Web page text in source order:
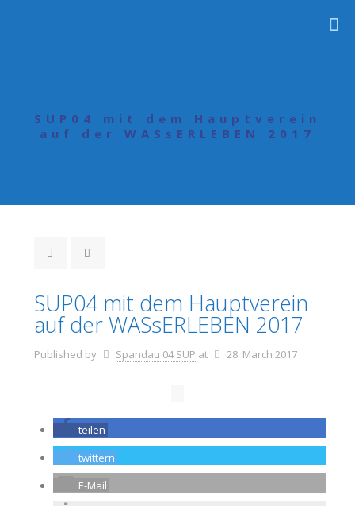
SUP04 mit dem Hauptverein
auf der WASsERLEBEN 2017
SUP04 mit dem Hauptverein
auf der WASsERLEBEN 2017
Published by Spandau 04 SUP at 28. March 2017
teilen
twittern
E-Mail